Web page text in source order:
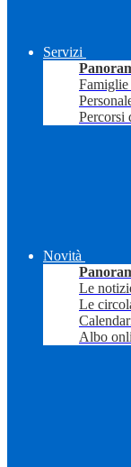
Servizi
Famiglie
Percorsi
Novità
Le
Le
Albo